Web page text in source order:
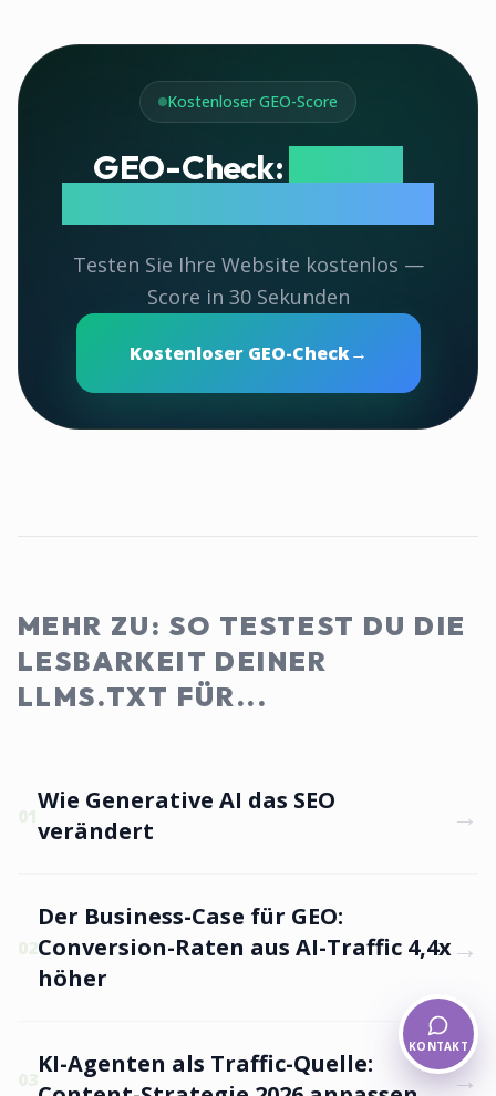
Kostenloser GEO-Score
GEO-Check:
Testen Sie Ihre Website kostenlos —
Score in 30 Sekunden
Kostenloser GEO-Check→
MEHR ZU: SO TESTEST DU DIE
LESBARKEIT DEINER
LLMS.TXT FÜR...
01
Wie Generative AI das SEO
verändert
→
02
Der Business-Case für GEO:
Conversion-Raten aus AI-Traffic 4,4x
höher
→
03
KI-Agenten als Traffic-Quelle:
→
KONTAKT